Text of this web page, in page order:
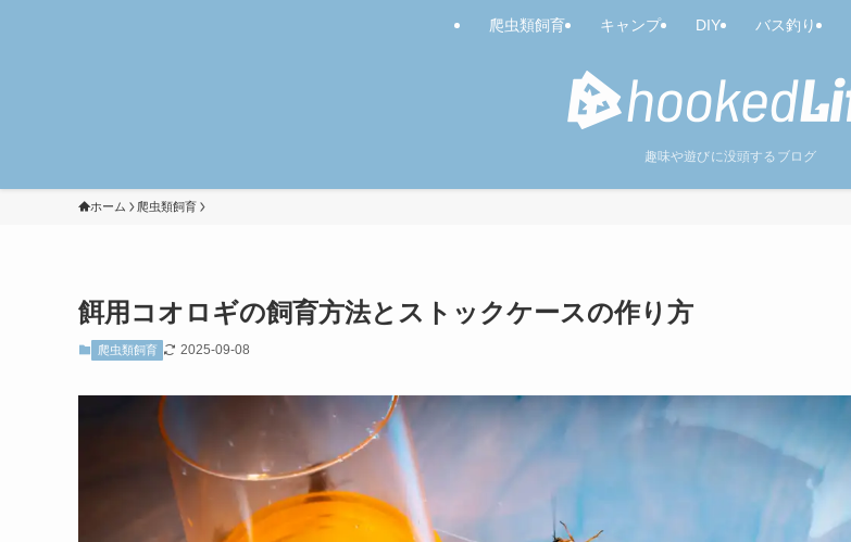
趣味や遊びに没頭するブログ
爬虫類飼育 キャンプ DIY バス釣り
ホーム 爬虫類飼育
餌用コオロギの飼育方法とストックケースの作り方
爬虫類飼育 2025-09-08